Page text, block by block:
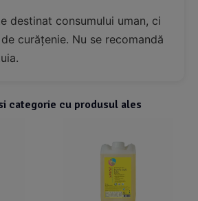
destinat consumului uman, ci
curățenie. Nu se recomandă
categorie cu produsul ales